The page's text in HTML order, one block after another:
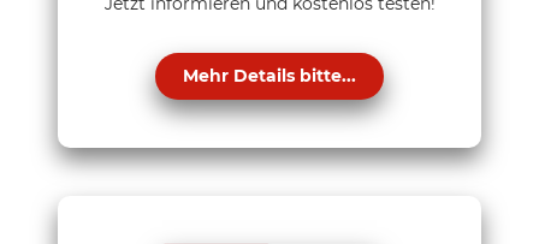
Mehr Details bitte...